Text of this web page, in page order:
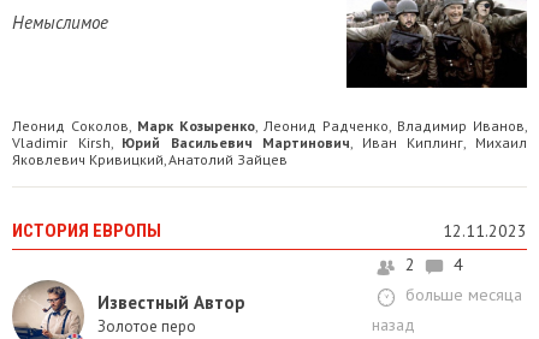
Немыслимое
Леонид Соколов, Марк Козыренко, Леонид Радченко, Владимир Иванов,
Vladimir Kirsh, Юрий Васильевич Мартинович, Иван Киплинг, Михаил
Яковлевич Кривицкий,Анатолий Зайцев
ИСТОРИЯ ЕВРОПЫ 12.11.2023
Известный Автор
Золотое перо
2
4
больше месяца
назад